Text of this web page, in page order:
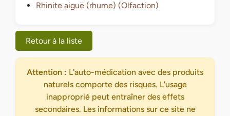
Rhinite aiguë (rhume) (Olfaction)
Retour à la liste
Attention : L'auto-médication avec des produits
naturels comporte des risques. L'usage
inapproprié peut entraîner des effets
secondaires. Les informations sur ce site ne